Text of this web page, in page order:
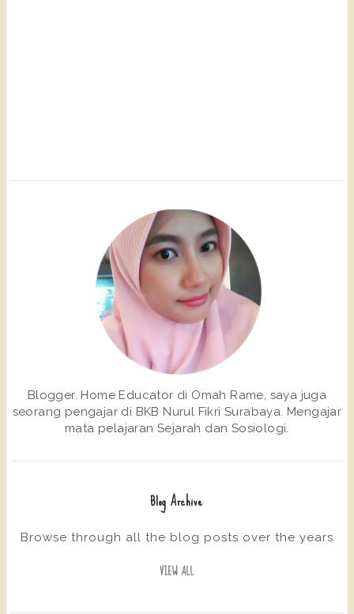
Blogger. Home Educator di Omah Rame, saya juga
seorang pengajar di BKB Nurul Fikri Surabaya. Mengajar
mata pelajaran Sejarah dan Sosiologi.
Blog Archive
Browse through all the blog posts over the years
VIEW ALL